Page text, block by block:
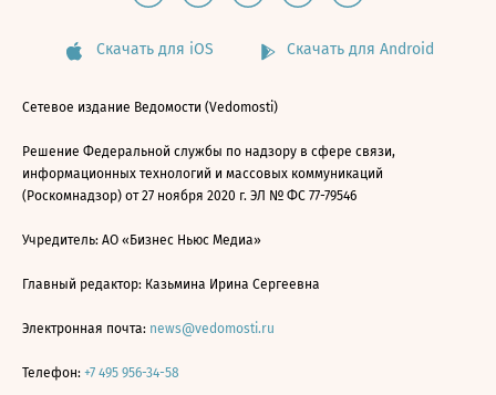
Скачать для iOS Скачать для Android
Сетевое издание Ведомости (Vedomosti)
Решение Федеральной службы по надзору в сфере связи,
информационных технологий и массовых коммуникаций
(Роскомнадзор) от 27 ноября 2020 г. ЭЛ № ФС 77-79546
Учредитель: АО «Бизнес Ньюс Медиа»
Главный редактор: Казьмина Ирина Сергеевна
Электронная почта: news@vedomosti.ru
Телефон: +7 495 956-34-58